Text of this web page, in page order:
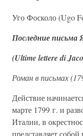
Уго Фосколо (Ugo
Последние письма
(Ultime lettere di
Роман в письмах
Действие
марте 1799 г. и
Италии, в
представляет